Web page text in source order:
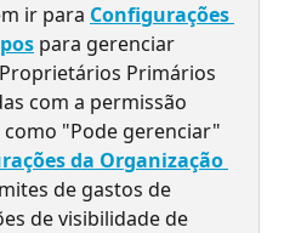
ir para Configurações
para gerenciar
Primários
com a permissão
"Pode gerenciar"
da Organização
de gastos de
de visibilidade de